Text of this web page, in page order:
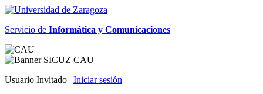
Servicio de Informática y Comunicaciones
Usuario Invitado | Iniciar sesión